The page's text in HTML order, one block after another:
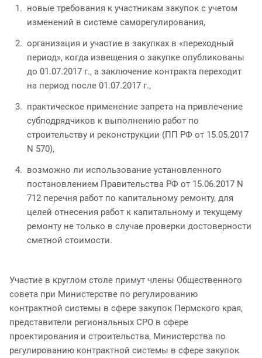
новые требования к участникам закупок с учетом
изменений в системе саморегулирования,
организация и участие в закупках в «переходный
период», когда извещения о закупке опубликованы
до 01.07.2017 г., а заключение контракта переходит
на период после 01.07.2017 г.,
практическое применение запрета на привлечение
субподрядчиков к выполнению работ по
строительству и реконструкции (ПП РФ от 15.05.2017
N 570),
возможно ли использование установленного
постановлением Правительства РФ от 15.06.2017 N
712 перечня работ по капитальному ремонту, для
целей отнесения работ к капитальному и текущему
ремонту не только в случае проверки достоверности
сметной стоимости.
Участие в круглом столе примут члены Общественного
совета при Министерстве по регулированию
контрактной системы в сфере закупок Пермского края,
представители региональных СРО в сфере
проектирования и строительства, Министерства по
регулированию контрактной системы в сфере закупок